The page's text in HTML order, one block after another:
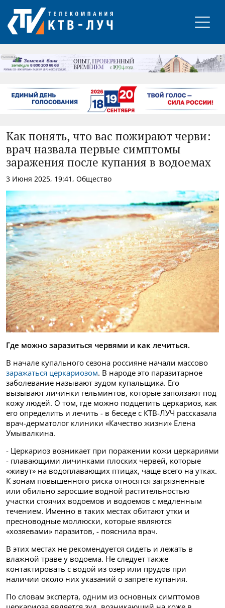
РЕКЛАМА
Как понять, что вас пожирают черви:
врач назвала первые симптомы
заражения после купания в водоемах
3 Июня 2025, 19:41, Общество
Где можно заразиться червями и как лечиться.
В начале купального сезона россияне начали массово
заражаться церкариозом. В народе это паразитарное
заболевание называют зудом купальщика. Его
вызывают личинки гельминтов, которые заползают под
кожу людей. О том, где можно подцепить церкариоз, как
его определить и лечить - в беседе с КТВ-ЛУЧ рассказала
врач-дерматолог клиники «Качество жизни» Елена
Умывалкина.
- Церкариоз возникает при поражении кожи церкариями
- плавающими личинками плоских червей, которые
«живут» на водоплавающих птицах, чаще всего на утках.
К зонам повышенного риска относятся загрязненные
или обильно заросшие водной растительностью
участки стоячих водоемов и водоемов с медленным
течением. Именно в таких местах обитают утки и
пресноводные моллюски, которые являются
«хозяевами» паразитов, - пояснила врач.
В этих местах не рекомендуется сидеть и лежать в
влажной траве у водоема. Не следует также
контактировать с водой из озер или прудов при
наличии около них указаний о запрете купания.
По словам эксперта, одним из основных симптомов